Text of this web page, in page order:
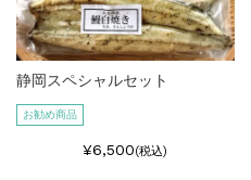
静岡スペシャルセット
お勧め商品
¥6,500(税込)